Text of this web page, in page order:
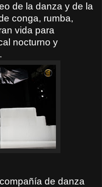
de la danza y de la
conga, rumba,
vida para
nocturno y
de danza